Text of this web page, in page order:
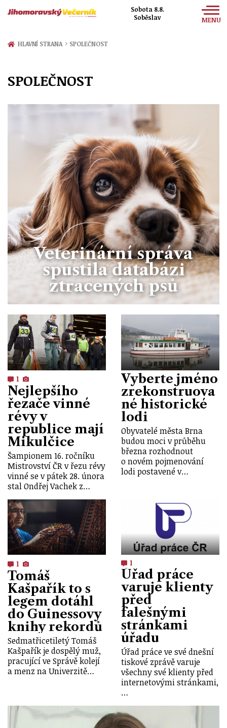
Sobota 8.8.
Soběslav
MENU
Zprávy
Kultura
Společnost
HLAVNÍ STRANA › SPOLEČNOST
SPOLEČNOST
Veterinární správa
spustila databázi
ztracených psů
1
Nejlepšího
řezače vinné
révy v
republice mají
Mikulčice
Šampionem 16. ročníku
Mistrovství ČR v řezu révy
vinné se v pátek 28. února
stal Ondřej Vachek z…
Vyberte jméno
zrekonstruova
né historické
lodi
Obyvatelé města Brna
budou moci v průběhu
března rozhodnout
o novém pojmenování
lodi postavené v…
1
Tomáš
Kašpařík to s
legem dotáhl
do Guinessovy
knihy rekordů
Sedmatřicetiletý Tomáš
Kašpařík je dospělý muž,
pracující ve Správě kolejí
a menz na Univerzitě…
1
Úřad práce
varuje klienty
před
falešnými
stránkami
úřadu
Úřad práce ve své dnešní
tiskové zprávě varuje
všechny své klienty před
internetovými stránkami,
…